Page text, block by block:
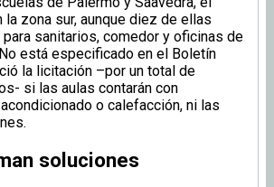
zona sur, aunque diez de ellas
sanitarios, comedor y oficinas de
está especificado en el Boletín
la licitación –por un total de
si las aulas contarán con
o calefacción, ni las
soluciones